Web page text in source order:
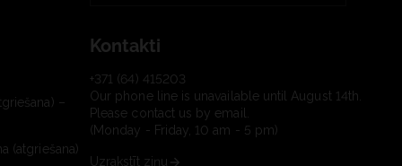
–
(atgriešana)
Kontakti
+371 (64) 415203
Our phone line is unavailable until August 14th.
Please contact us by email.
(Monday - Friday, 10 am - 5 pm)
Uzrakstīt ziņu